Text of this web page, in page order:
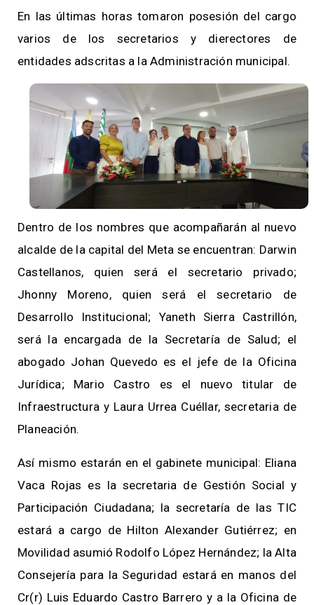
En las últimas horas tomaron posesión del cargo
varios de los secretarios y dierectores de
entidades adscritas a la Administración municipal.
Dentro de los nombres que acompañarán al nuevo
alcalde de la capital del Meta se encuentran: Darwin
Castellanos, quien será el secretario privado;
Jhonny Moreno, quien será el secretario de
Desarrollo Institucional; Yaneth Sierra Castrillón,
será la encargada de la Secretaría de Salud; el
abogado Johan Quevedo es el jefe de la Oficina
Jurídica; Mario Castro es el nuevo titular de
Infraestructura y Laura Urrea Cuéllar, secretaria de
Planeación.
Así mismo estarán en el gabinete municipal: Eliana
Vaca Rojas es la secretaria de Gestión Social y
Participación Ciudadana; la secretaría de las TIC
estará a cargo de Hilton Alexander Gutiérrez; en
Movilidad asumió Rodolfo López Hernández; la Alta
Consejería para la Seguridad estará en manos del
Cr(r) Luis Eduardo Castro Barrero y a la Oficina de